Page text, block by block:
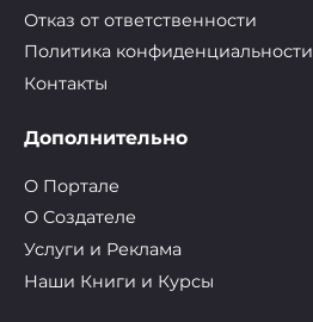
Отказ от ответственности
Политика конфиденциальности
Контакты
Дополнительно
О Портале
О Cоздателе
Услуги и Реклама
Наши Книги и Курсы